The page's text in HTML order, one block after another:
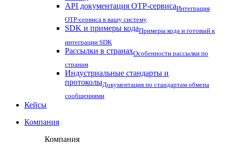
API документация OTP-сервисаИнтеграция
OTP-сервиса в вашу систему
SDK и примеры кодаПримеры кода и готовый к
интеграции SDK
Рассылки в странахОсобенности рассылки по
странам
Индустриальные стандарты и
протоколыДокументация по стандартам обмена
сообщениями
Кейсы
Компания
Компания